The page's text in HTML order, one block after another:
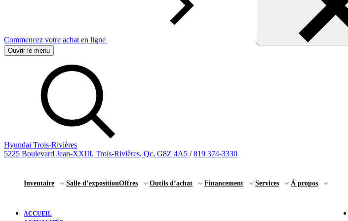
Commencez votre achat en ligne
Ouvrir le menu
Hyundai Trois-Rivières
5225 Boulevard Jean-XXIII, Trois-Rivières, Qc, G8Z 4A5 / 819 374-3330
Inventaire Salle d’expositionOffres Outils d’achat Financement Services À propos
ACCUEIL